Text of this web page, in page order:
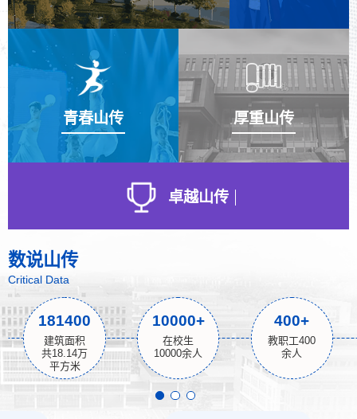
青春山传 厚重山传
卓越山传
数说山传
Critical Data
181400
建筑面积
共18.14万
平方米
10000+
在校生
10000余人
400+
教职工400
余人